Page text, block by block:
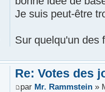
Je suis peut-être
Sur quelqu'un des
Re: Votes des
par Mr. Rammstein»